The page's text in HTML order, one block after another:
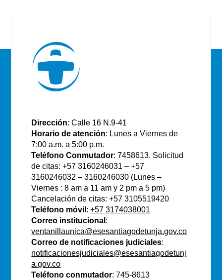
Dirección: Calle 16 N.9-41
Horario de atención: Lunes a Viernes de
7:00 a.m. a 5:00 p.m.
Teléfono Conmutador: 7458613. Solicitud
de citas: +57 3160246031 – +57
3160246032 – 3160246030 (Lunes –
Viernes : 8 am a 11 am y 2 pm a 5 pm)
Cancelación de citas: +57 3105519420
Teléfono móvil :+57 3174038001
Correo institucional :
ventanillaunica@esesantiagodetunja.gov.co
Correo de notificaciones judiciales:
notificacionesjudiciales@esesantiagodetunj
a.gov.co
Teléfono conmutador: 745-8613